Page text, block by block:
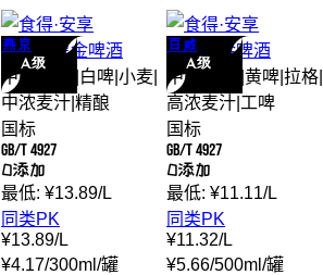
燕京
A级
燕京 小黑金啤酒
中度
白啤 小麦
中浓麦汁 精酿
国标
GB/T 4927
0添加
最低: ¥13.89/L
同类PK
¥13.89/L
¥4.17/300ml /罐
百威
A级
百威 黑金啤酒
中度
黄啤 拉格
高浓麦汁 工啤
国标
GB/T 4927
0添加
最低: ¥11.11/L
同类PK
¥11.32/L
¥5.66/500ml /罐